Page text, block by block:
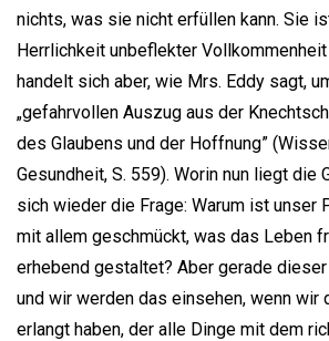
nichts, was sie nicht erfüllen kann. Sie
Herrlichkeit unbeflekter
handelt sich aber, wie Mrs. Eddy sagt,
„gefahrvollen Auszug aus der
des Glaubens und der Hoffnung”
Gesundheit, S. 559). Worin nun liegt die
sich wieder die Frage: Warum ist unser
mit allem geschmückt, was das Leben
erhebend gestaltet? Aber gerade
und wir werden das einsehen, wenn wir
erlangt haben, der alle Dinge mit dem